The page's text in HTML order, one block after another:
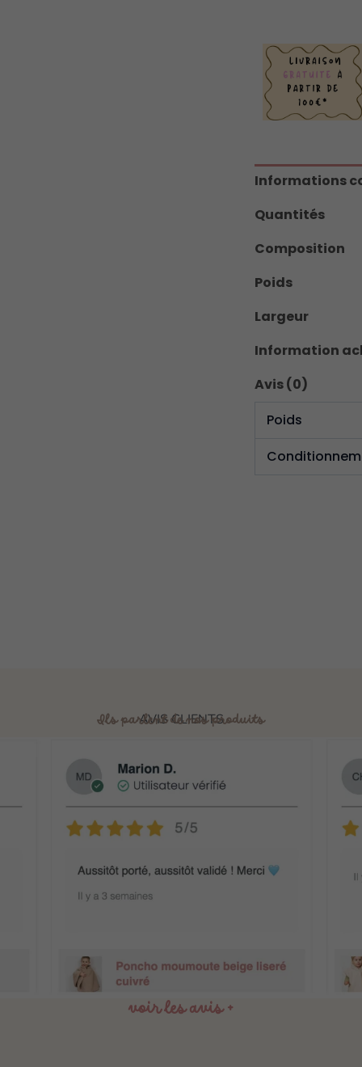
Informations
Quantités
Composition
Poids
Largeur
Information
Avis (0)
Poids
AVIS CLIENTS
Ils parlent de nos produits
voir les avis +